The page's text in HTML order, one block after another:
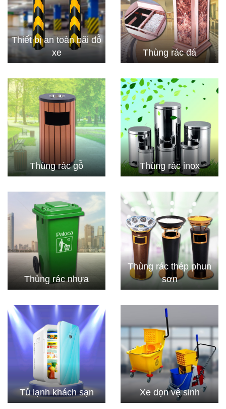
Thiết bị an toàn bãi đỗ
xe
Thùng rác đá
Thùng rác gỗ Thùng rác inox
Thùng rác nhựa
Thùng rác thép phun
sơn
Tủ lạnh khách sạn Xe dọn vệ sinh